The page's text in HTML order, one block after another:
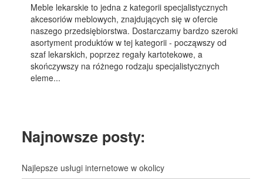
Meble lekarskie to jedna z kategorii specjalistycznych
akcesoriów meblowych, znajdujących się w ofercie
naszego przedsiębiorstwa. Dostarczamy bardzo szeroki
asortyment produktów w tej kategorii - począwszy od
szaf lekarskich, poprzez regały kartotekowe, a
skończywszy na różnego rodzaju specjalistycznych
eleme...
Najnowsze posty:
Najlepsze usługi internetowe w okolicy